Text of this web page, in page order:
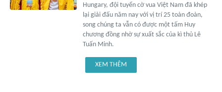
Hungary, đội tuyển cờ vua Việt Nam đã khép
lại giải đấu năm nay với vị trí 25 toàn đoàn,
song chúng ta vẫn có được một tấm Huy
chương đồng nhờ sự xuất sắc của kì thủ Lê
Tuấn Minh.
XEM THÊM